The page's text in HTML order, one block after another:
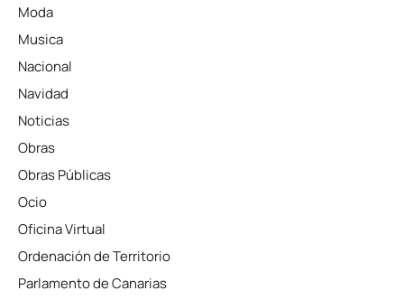
Moda
Musica
Nacional
Navidad
Noticias
Obras
Obras Públicas
Ocio
Oficina Virtual
Ordenación de Territorio
Parlamento de Canarias